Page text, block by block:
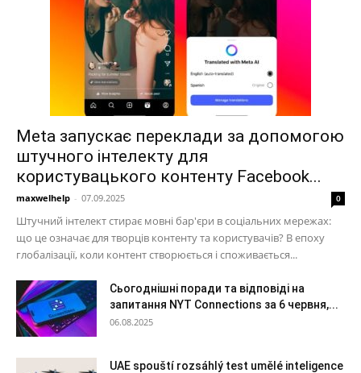
Meta запускає переклади за допомогою
штучного інтелекту для
користувацького контенту Facebook...
maxwelhelp - 07.09.2025 0
Штучний інтелект стирає мовні бар'єри в соціальних мережах:
що це означає для творців контенту та користувачів? В епоху
глобалізації, коли контент створюється і споживається...
Сьогоднішні поради та відповіді на
запитання NYT Connections за 6 червня,...
06.08.2025
UAE spouští rozsáhlý test umělé inteligence